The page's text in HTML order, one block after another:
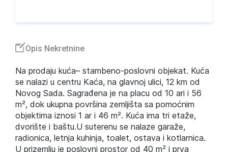
Opis Nekretnine
Na prodaju kuća– stambeno-poslovni objekat. Kuća
se nalazi u centru Kaća, na glavnoj ulici, 12 km od
Novog Sada. Sagrađena je na placu od 10 ari i 56
m², dok ukupna površina zemljišta sa pomoćnim
objektima iznosi 1 ar i 46 m². Kuća ima tri etaže,
dvorište i baštu.U suterenu se nalaze garaže,
radionica, letnja kuhinja, toalet, ostava i kotlarnica.
U prizemlju je poslovni prostor od 40 m² i prva